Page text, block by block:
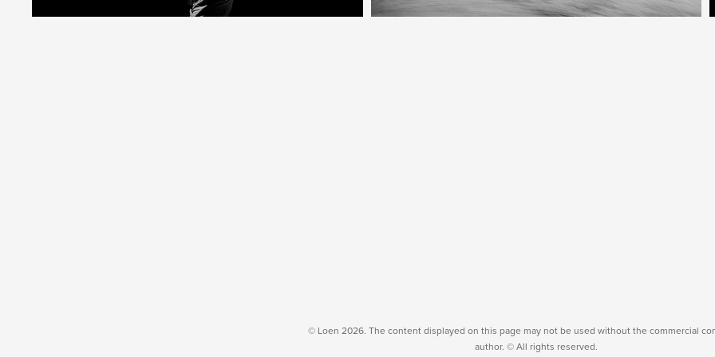
© Loen 2026. The content displayed on this page may not be used without the commercial
author. © All rights reserved.